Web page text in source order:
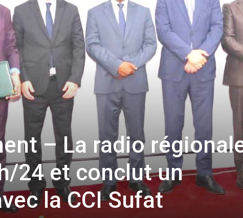
– La radio
24 et conclut un
la CCI Sufat